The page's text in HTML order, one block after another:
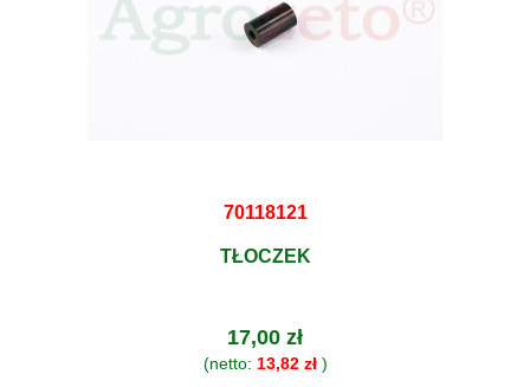
70118121
TŁOCZEK
17,00 zł
(netto: 13,82 zł)